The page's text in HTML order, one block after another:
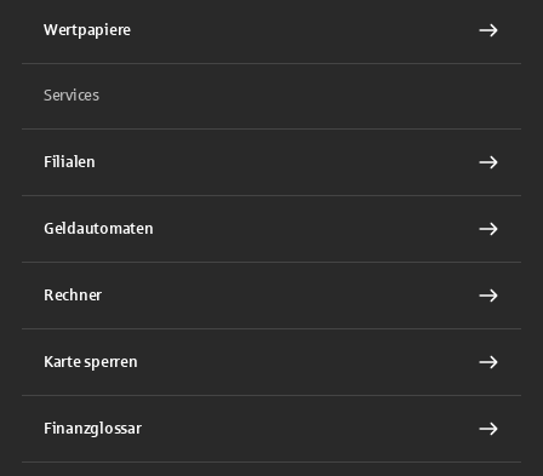
Wertpapiere
Services
Filialen
Geldautomaten
Rechner
Karte sperren
Finanzglossar